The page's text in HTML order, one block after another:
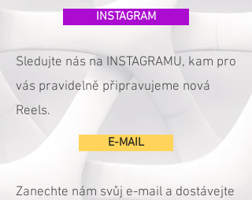
INSTAGRAM
Sledujte nás na INSTAGRAMU, kam pro
vás pravidelně připravujeme nová
Reels.
E-MAIL
Zanechte nám svůj e-mail a dostávejte